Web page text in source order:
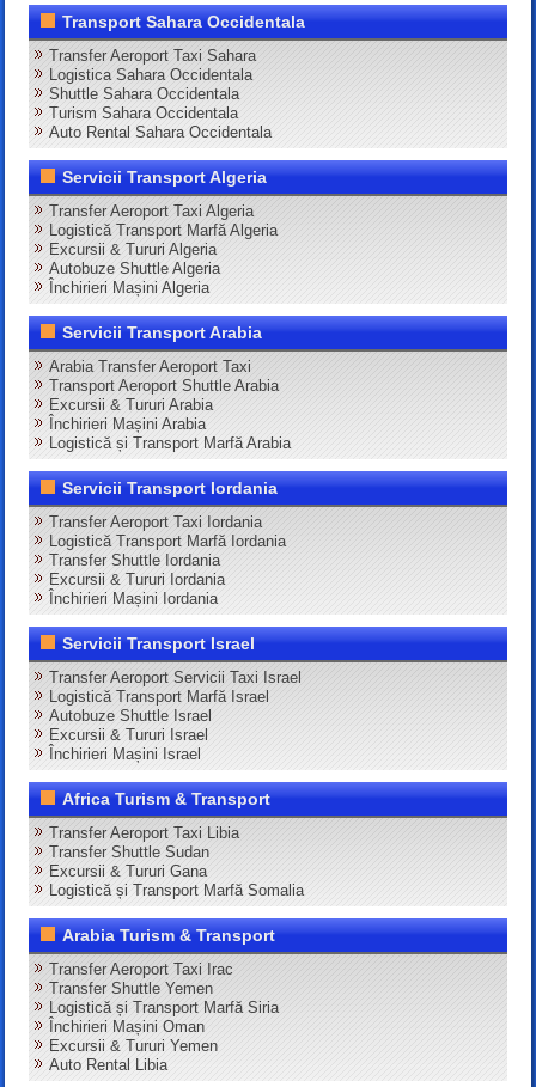
Transport Sahara Occidentala
Transfer Aeroport Taxi Sahara
Logistica Sahara Occidentala
Shuttle Sahara Occidentala
Turism Sahara Occidentala
Auto Rental Sahara Occidentala
Servicii Transport Algeria
Transfer Aeroport Taxi Algeria
Logistică Transport Marfă Algeria
Excursii & Tururi Algeria
Autobuze Shuttle Algeria
Închirieri Mașini Algeria
Servicii Transport Arabia
Arabia Transfer Aeroport Taxi
Transport Aeroport Shuttle Arabia
Excursii & Tururi Arabia
Închirieri Mașini Arabia
Logistică și Transport Marfă Arabia
Servicii Transport Iordania
Transfer Aeroport Taxi Iordania
Logistică Transport Marfă Iordania
Transfer Shuttle Iordania
Excursii & Tururi Iordania
Închirieri Mașini Iordania
Servicii Transport Israel
Transfer Aeroport Servicii Taxi Israel
Logistică Transport Marfă Israel
Autobuze Shuttle Israel
Excursii & Tururi Israel
Închirieri Mașini Israel
Africa Turism & Transport
Transfer Aeroport Taxi Libia
Transfer Shuttle Sudan
Excursii & Tururi Gana
Logistică și Transport Marfă Somalia
Arabia Turism & Transport
Transfer Aeroport Taxi Irac
Transfer Shuttle Yemen
Logistică și Transport Marfă Siria
Închirieri Mașini Oman
Excursii & Tururi Yemen
Auto Rental Libia